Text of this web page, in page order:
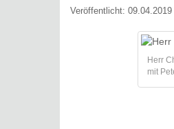
Veröffentlicht:
Herr
mit